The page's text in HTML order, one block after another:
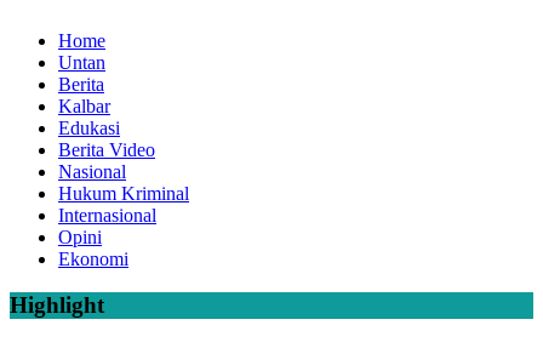
Home
Untan
Berita
Kalbar
Edukasi
Berita Video
Nasional
Hukum Kriminal
Internasional
Opini
Ekonomi
Highlight